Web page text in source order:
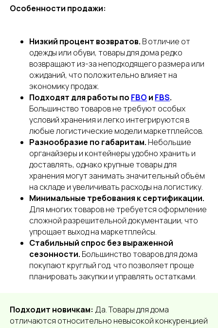
Особенности продажи:
Низкий процент возвратов. В отличие от
одежды или обуви, товары для дома редко
возвращают из-за неподходящего размера или
ожиданий, что положительно влияет на
экономику продаж.
Подходят для работы по FBO и FBS.
Большинство товаров не требуют особых
условий хранения и легко интегрируются в
любые логистические модели маркетплейсов.
Разнообразие по габаритам. Небольшие
органайзеры и контейнеры удобно хранить и
доставлять, однако крупные товары для
хранения могут занимать значительный объём
на складе и увеличивать расходы на логистику.
Минимальные требования к сертификации.
Для многих товаров не требуется оформление
сложной разрешительной документации, что
упрощает выход на маркетплейсы.
Стабильный спрос без выраженной
сезонности. Большинство товаров для дома
покупают круглый год, что позволяет проще
планировать закупки и управлять остатками.
Подходит новичкам: Да. Товары для дома
отличаются относительно невысокой конкуренцией